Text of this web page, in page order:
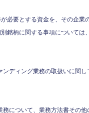
必要とする資金を、その企
銘柄に関する事項については
ァンディング業務の取
について、業務方法書その